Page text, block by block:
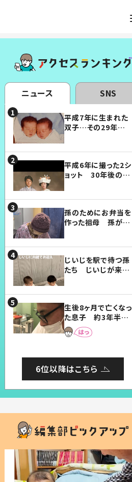
ニュース SNS
平成7年に生まれた
双子…その29年後
平成6年に撮った2シ
ョット 30年後の姿
孫のためにお弁当を
作った祖母 孫が絶
じいじを駅で待つ孫
たち じいじが来た
まらない」「幸せにな
れる」
生後8ヶ月で亡くなっ
た息子 約3年半
後、当時の妻の日記
に書いてあった本音
6位以降はこちら